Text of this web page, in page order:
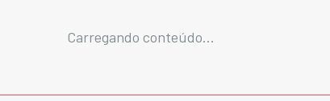
Carregando conteúdo...